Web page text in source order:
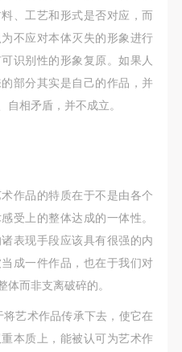
、工艺和形式是否对应，而
不应对本体灭失的形象进行
识别性的形象复原。如果人
部分其实是自己的作品，并
相矛盾，并不成立。
作品的特质在于不是由各个
受上的整体达成的一体性。
表现手段应该具有很强的内
成一件作品，也在于我们对
而非支离破碎的。
艺术作品传承下去，使它在
本质上，能被认可为艺术作